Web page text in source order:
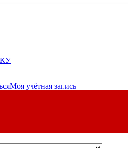
Моя учётная запись